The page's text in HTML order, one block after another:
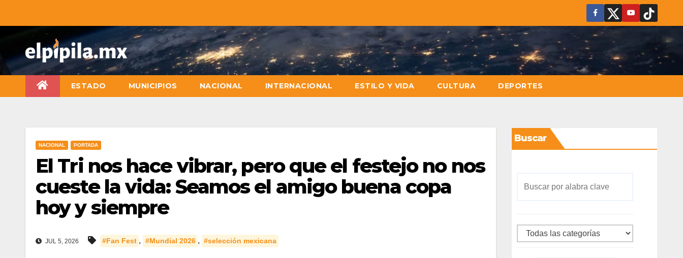
ESTADO MUNICIPIOS NACIONAL INTERNACIONAL ESTILO Y VIDA CULTURA DEPORTES
NACIONAL PORTADA
El Tri nos hace vibrar, pero que el festejo no nos
cueste la vida: Seamos el amigo buena copa
hoy y siempre
JUL 5, 2026 #Fan Fest , #Mundial 2026 , #selección mexicana
Buscar